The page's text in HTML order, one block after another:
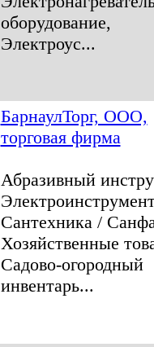
оборудование,
Электроус...
БарнаулТорг, ООО,
торговая фирма
Абразивный
Сантехника /
Хозяйственные
Садово-огородный
инвентарь...